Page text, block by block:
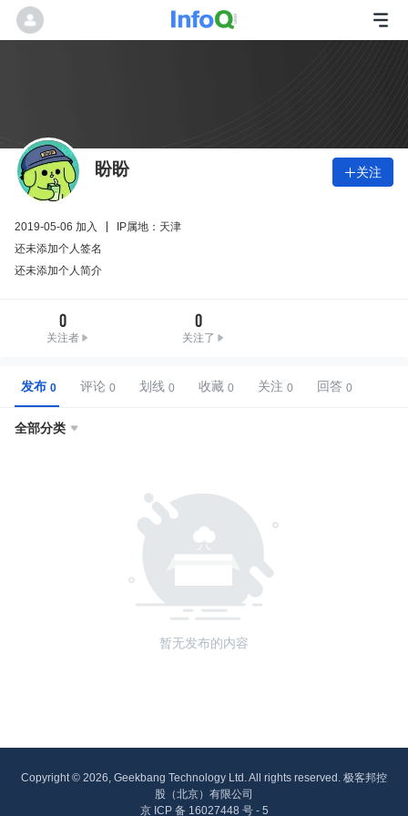
盼盼 关注
2019-05-06 加入
IP属地：天津
还未添加个人签名
还未添加个人简介
0
关注者
0
关注了
发布 评论 划线 收藏 关注 回答
全部分类 
暂无发布的内容
Copyright © 2026, Geekbang Technology Ltd. All rights reserved. 极客邦控
股（北京）有限公司
京 ICP 备 16027448 号 - 5